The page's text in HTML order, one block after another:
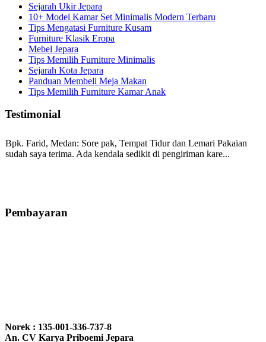
Sejarah Ukir Jepara
10+ Model Kamar Set Minimalis Modern Terbaru
Tips Mengatasi Furniture Kusam
Furniture Klasik Eropa
Mebel Jepara
Tips Memilih Furniture Minimalis
Sejarah Kota Jepara
Panduan Membeli Meja Makan
Tips Memilih Furniture Kamar Anak
Testimonial
Bpk. Farid, Medan: Sore pak, Tempat Tidur dan Lemari Pakaian
sudah saya terima. Ada kendala sedikit di pengiriman kare...
bale2 dan kursi teras saya sudah saya terima dan p...
nyesel deh beli geby...
Pembayaran
Norek : 135-001-336-737-8
An. CV Karya Priboemi Jepara